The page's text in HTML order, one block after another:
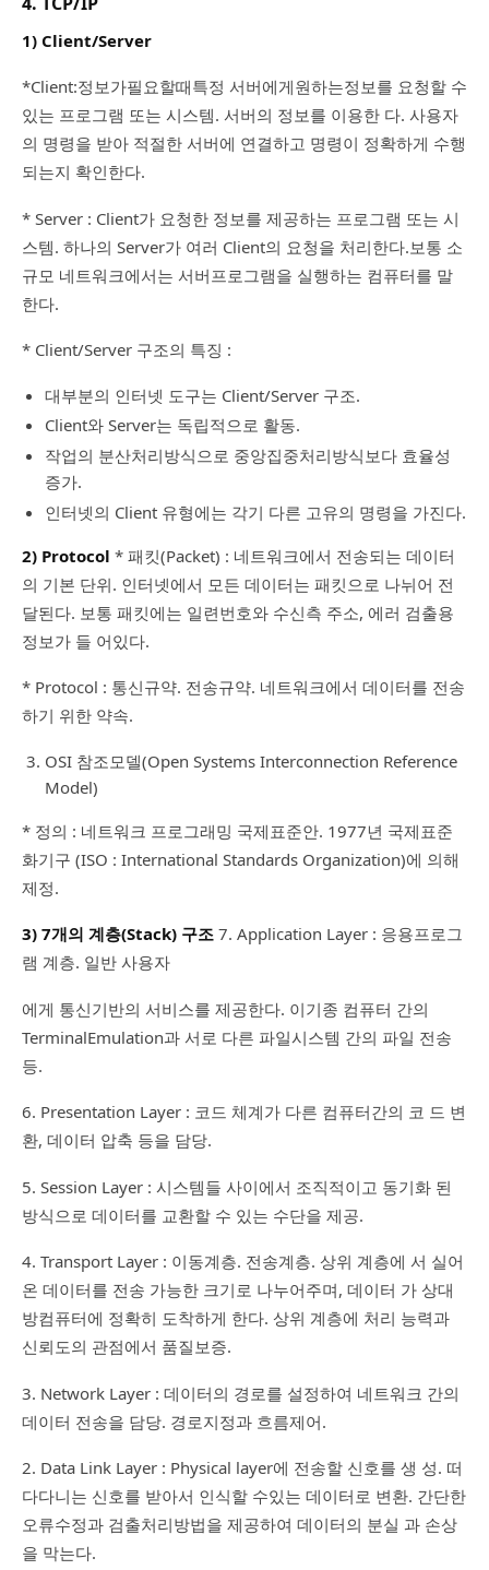
1) Client/Server
*Client:정보가필요할때특정 서버에게원하는정보를 요청할 수
있는 프로그램 또는 시스템. 서버의 정보를 이용한 다. 사용자
의 명령을 받아 적절한 서버에 연결하고 명령이 정확하게 수행
되는지 확인한다.
* Server : Client가 요청한 정보를 제공하는 프로그램 또는 시
스템. 하나의 Server가 여러 Client의 요청을 처리한다.보통 소
규모 네트워크에서는 서버프로그램을 실행하는 컴퓨터를 말
한다.
* Client/Server 구조의 특징 :
대부분의 인터넷 도구는 Client/Server 구조.
Client와 Server는 독립적으로 활동.
작업의 분산처리방식으로 중앙집중처리방식보다 효율성
증가.
인터넷의 Client 유형에는 각기 다른 고유의 명령을 가진다.
2) Protocol * 패킷(Packet) : 네트워크에서 전송되는 데이터
의 기본 단위. 인터넷에서 모든 데이터는 패킷으로 나뉘어 전
달된다. 보통 패킷에는 일련번호와 수신측 주소, 에러 검출용
정보가 들 어있다.
* Protocol : 통신규약. 전송규약. 네트워크에서 데이터를 전송
하기 위한 약속.
OSI 참조모델(Open Systems Interconnection Reference
Model)
* 정의 : 네트워크 프로그래밍 국제표준안. 1977년 국제표준
화기구 (ISO : International Standards Organization)에 의해
제정.
3) 7개의 계층(Stack) 구조 7. Application Layer : 응용프로그
램 계층. 일반 사용자
에게 통신기반의 서비스를 제공한다. 이기종 컴퓨터 간의
TerminalEmulation과 서로 다른 파일시스템 간의 파일 전송
등.
6. Presentation Layer : 코드 체계가 다른 컴퓨터간의 코 드 변
환, 데이터 압축 등을 담당.
5. Session Layer : 시스템들 사이에서 조직적이고 동기화 된
방식으로 데이터를 교환할 수 있는 수단을 제공.
4. Transport Layer : 이동계층. 전송계층. 상위 계층에 서 실어
온 데이터를 전송 가능한 크기로 나누어주며, 데이터 가 상대
방컴퓨터에 정확히 도착하게 한다. 상위 계층에 처리 능력과
신뢰도의 관점에서 품질보증.
3. Network Layer : 데이터의 경로를 설정하여 네트워크 간의
데이터 전송을 담당. 경로지정과 흐름제어.
2. Data Link Layer : Physical layer에 전송할 신호를 생 성. 떠
다다니는 신호를 받아서 인식할 수있는 데이터로 변환. 간단한
오류수정과 검출처리방법을 제공하여 데이터의 분실 과 손상
을 막는다.